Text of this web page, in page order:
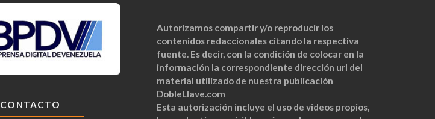
CONTACTO
Autorizamos compartir y/o reproducir los
contenidos redaccionales citando la respectiva
fuente. Es decir, con la condición de colocar en la
información la correspondiente dirección url del
material utilizado de nuestra publicación
DobleLlave.com
Esta autorización incluye el uso de videos propios,